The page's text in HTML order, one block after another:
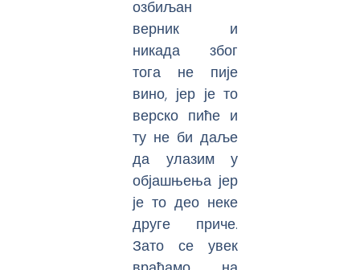
озбиљан
верник и
никада због
тога не пије
вино, јер је то
верско пиће и
ту не би даље
да улазим у
објашњења јер
је то део неке
друге приче.
Зато се увек